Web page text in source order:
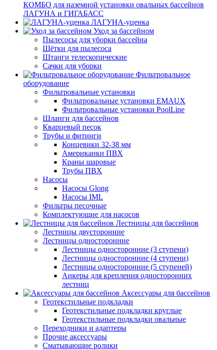
КОМБО для наземной установки овальных бассейнов
ЛАГУНА и ГИГАБАСС
ЛАГУНА-уценка
Уход за бассейном
Пылесосы для уборки бассейна
Щётки для пылесоса
Штанги телескопические
Сачки для уборки
Фильтровальное
оборудование
Фильтровальные установки
Фильтровальные установки EMAUX
Фильтровальные установки PoolLine
Шланги для бассейнов
Кварцевый песок
Трубы и фитинги
Концевики 32-38 мм
Американки ПВХ
Краны шаровые
Трубы ПВХ
Насосы
Насосы Glong
Насосы IML
Фильтры песочные
Комплектующие для насосов
Лестницы для бассейнов
Лестницы двусторонние
Лестницы односторонние
Лестницы односторонние (3 ступени)
Лестницы односторонние (4 ступени)
Лестницы односторонние (5 ступеней)
Анкеры для крепления односторонних
лестниц
Аксессуары для бассейнов
Геотекстильные подкладки
Геотекстильные подкладки круглые
Геотекстильные подкладки овальные
Переходники и адаптеры
Прочие аксессуары
Сматывающие ролики